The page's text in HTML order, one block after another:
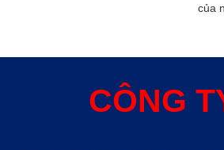
của
xây
thủy
CÔNG